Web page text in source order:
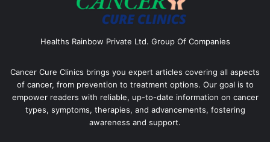
Healths Rainbow Private Ltd. Group Of Companies
Cancer Cure Clinics brings you expert articles covering all aspects
of cancer, from prevention to treatment options. Our goal is to
empower readers with reliable, up-to-date information on cancer
types, symptoms, therapies, and advancements, fostering
awareness and support.